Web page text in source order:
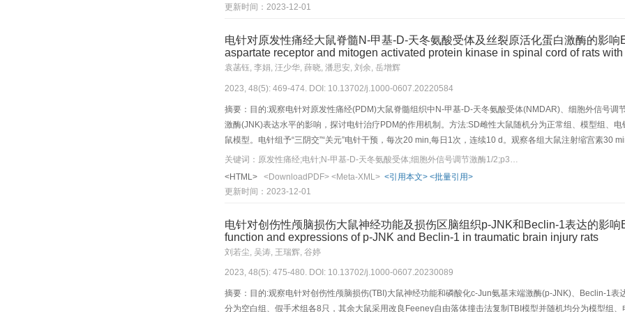
嵴消失或减少；与模型组比较，电针组心肌线粒体萎缩变小、膜密度增高、嵴消失或减少有所改善。与假
法检测大鼠心肌组织Nrf2、HO-1、谷胱甘肽过氧化物酶(GPX)4、铁蛋白重链(FTH)1、酰基辅酶A合成酶长
手术组显著升高(P<0.01)。治疗后，电针组较模型组、电针+抑制剂组大鼠心率、ST段电位显著降低
射电镜下观察，与假手术组比较，模型组大鼠心肌细胞线粒体萎缩变小、膜密度增高、嵴消失或减少；与
改善。与假手术组比较，模型组心肌组织Fe(2+)含量升高、GSH含量降低(P<0.01)。与模型组比较，电针组
组心肌组织Fe(2+)含量降低、GSH含量升高(P<0.01);电针+抑制剂组心肌组织Fe(2+)含量降低、GSH含量升
比较，模型组心肌组织Nrf2、HO-1、ACSL4、FTH1蛋白表达升高(P<0.01),GPX4蛋白表达降低(P<0.01)。
(P<0.01),ACSL4蛋白表达降低(P<0.01);电针+抑制剂组Nrf2、HO-1、ACSL4蛋白表达降低(P<0.01),FTH1
1、GPX4、FTH1蛋白表达升高(P<0.01),ACSL4蛋白表达降低(P<0.01);电针+抑制剂组Nrf2、HO-1、
factor 2(Nrf2)/heme oxygenase(HO-1) signal pathway in electroacupuncture(EA) induced improvement
rats. Methods Male SD rats were randomly and equally divided into sham operation, model, EA and
daily for 7 days. The electrocardiogram(ECG) of standard Ⅱ(ECG ST) lead and heart rate(HR) in each
treatment by using PowerLab physiological recorder system. Histopathological changes of myocardial
myocardiocytes of cardiac apical tissue was observed under transmission electron microscope. The
更新时间：2023-12-01
电针对原发性痛经大鼠脊髓N-甲基-D-天冬氨酸受体及丝裂原活化蛋白激酶的影
aspartate receptor and mitogen activated protein kinase in spinal cord of rats
袁菡钰, 李娟, 汪少华, 薛晓, 潘思安, 刘余, 岳增辉
2023, 48(5): 469-474. DOI: 10.13702/j.1000-0607.20220584
摘要：目的:观察电针对原发性痛经(PDM)大鼠脊髓组织中N-甲基-D-天冬氨酸受体(NMDAR)、细胞外信号
激酶(JNK)表达水平的影响，探讨电针治疗PDM的作用机制。方法:SD雌性大鼠随机分为正常组、模型组、
鼠模型。电针组予“三阴交”“关元”电针干预，每次20 min,每日1次，连续10 d。观察各组大鼠注射缩宫素30
理形态并进行病理损伤评分；ELISA法检测大鼠血清前列腺素F2α(PGF2α)及前列腺素E2(PGE2)含量；
白表达水平。结果:与正常组相比，模型组大鼠出现扭体反应，扭体次数、扭体评分明显升高(P<0.05);子宫
(P<0.01);血清PGF2α含量和PGF2α/PGE2明显升高(P<0.01),PGE2含量明显降低(P<0.01);脊髓组织中
评分降低(P<0.05);血清PGF2α含量和PGF2α/PGE2明显降低(P<0.01),PGE2含量明显升高(P<0.01);脊髓组
元”对PDM大鼠有明显镇痛效应，其作用机制可能与降低血清前列腺素，减轻子宫炎性反应，抑制脊髓
关键词：原发性痛经;电针;N-甲基-D-天冬氨酸受体;细胞外信号调节激酶1/2;p38丝裂原活化蛋白激酶;c-jun氨基末端激酶
<HTML>
<DownloadPDF> <Meta-XML> <引用本文> <批量引用>
更新时间：2023-12-01
电针对创伤性颅脑损伤大鼠神经功能及损伤区脑组织p-JNK和Beclin-1表达的影
function and expressions of p-JNK and Beclin-1 in traumatic brain injury rats
刘若尘, 吴涛, 王瑞辉, 谷婷
2023, 48(5): 475-480. DOI: 10.13702/j.1000-0607.20230089
摘要：目的:观察电针对创伤性颅脑损伤(TBI)大鼠神经功能和磷酸化c-Jun氨基末端激酶(p-JNK)、Beclin-1
分为空白组、假手术组各8只，其余大鼠采用改良Feeney自由落体撞击法复制TBI模型并随机均分为模型组